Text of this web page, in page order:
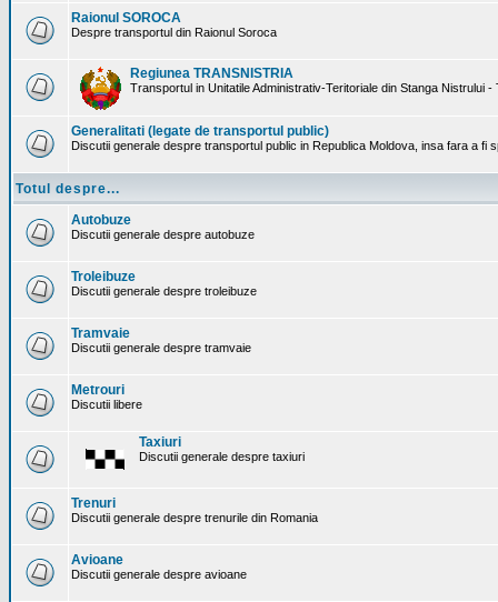
Raionul SOROCA
Despre transportul din Raionul Soroca
Regiunea TRANSNISTRIA
Transportul in Unitatile Administrativ-Teritoriale din Stanga Nistrului -
Generalitati (legate de transportul public)
Discutii generale despre transportul public in Republica Moldova, insa fara a fi
Totul despre...
Autobuze
Discutii generale despre autobuze
Troleibuze
Discutii generale despre troleibuze
Tramvaie
Discutii generale despre tramvaie
Metrouri
Discutii libere
Taxiuri
Discutii generale despre taxiuri
Trenuri
Discutii generale despre trenurile din Romania
Avioane
Discutii generale despre avioane